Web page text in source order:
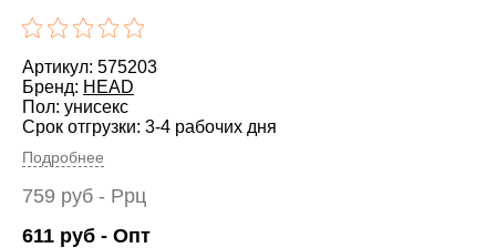
Артикул: 575203
Бренд: HEAD
Пол: унисекс
Срок отгрузки: 3-4 рабочих дня
Подробнее
759 руб - Ррц
611 руб - Опт